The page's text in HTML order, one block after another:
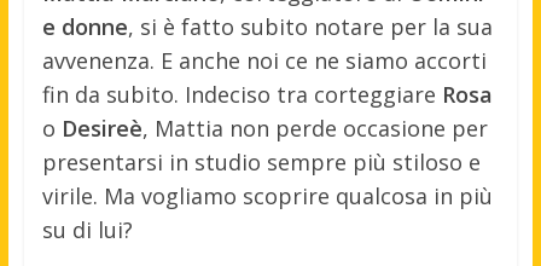
e donne, si è fatto subito notare per la sua
avvenenza. E anche noi ce ne siamo accorti
fin da subito. Indeciso tra corteggiare Rosa
o Desireè, Mattia non perde occasione per
presentarsi in studio sempre più stiloso e
virile. Ma vogliamo scoprire qualcosa in più
su di lui?